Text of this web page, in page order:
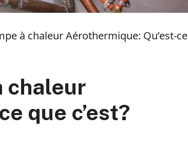
à chaleur Aérothermique: Qu’est-ce
chaleur
que c’est?